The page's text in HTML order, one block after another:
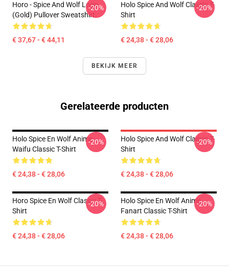
Horo - Spice And Wolf Logo
(Gold) Pullover Sweatshirt
€ 37,67 - € 44,11
-20%
Holo Spice And Wolf Classic T-
Shirt
€ 24,38 - € 28,06
-20%
BEKIJK MEER
Gerelateerde producten
Holo Spice En Wolf Anime
Waifu Classic T-Shirt
€ 24,38 - € 28,06
-20%
Holo Spice And Wolf Classic T-
Shirt
€ 24,38 - € 28,06
-20%
Horo Spice En Wolf Classic T-
Shirt
€ 24,38 - € 28,06
-20%
Holo Spice En Wolf Anime
Fanart Classic T-Shirt
€ 24,38 - € 28,06
-20%